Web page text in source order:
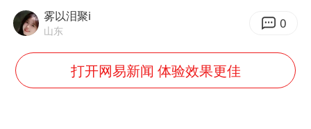
宇树科技中一签需缴款7.54万元
百花奖开幕式
雾以泪聚i
山东 0
打开网易新闻 体验效果更佳